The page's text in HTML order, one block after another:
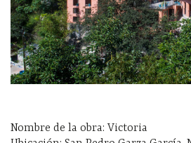
Nombre de la obra: Victoria